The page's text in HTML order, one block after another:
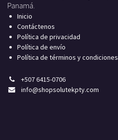
Panamá.
Inicio
Contáctenos
Política de privacidad
Política de envío
Política de términos y condiciones
+507 6415-0706
info@shopsolutekpty.com